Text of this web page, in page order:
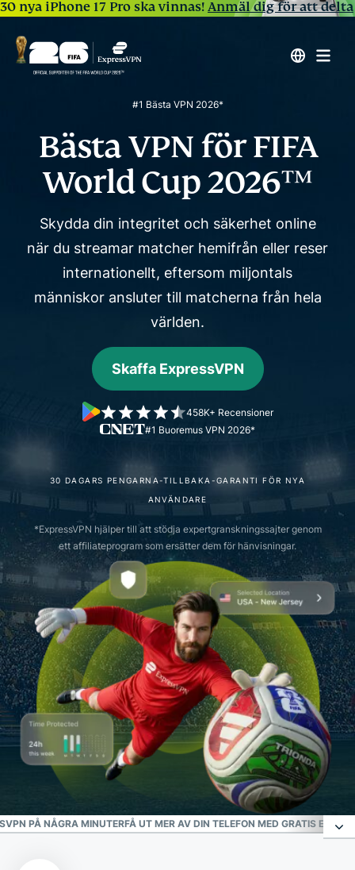
30 nya iPhone 17 Pro ska vinnas!Anmäl dig för att delta
#1 Bästa VPN 2026*
Bästa VPN förFIFA
World Cup 2026™
Skydda din integritet och säkerhet online
när du streamar matcher hemifrån eller reser
internationellt, eftersom miljontals
människor ansluter till matcherna från hela
världen.
Skaffa ExpressVPN
#1 Buoremus VPN 2026*
458K+ Recensioner
30 DAGARS PENGARNA-TILLBAKA-GARANTI FÖR NYA
ANVÄNDARE
*ExpressVPN hjälper till att stödja expertgranskningssajter genom
ett affiliateprogram som ersätter dem för hänvisningar.
PÅ NÅGRA MINUTERFÅ UT MER AV DIN TELEFON MED GRATIS ESIM-